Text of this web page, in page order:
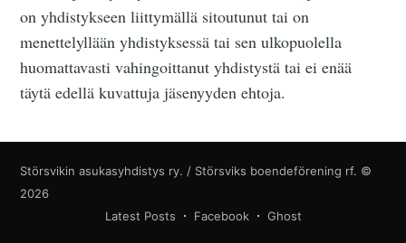
on yhdistykseen liittymällä sitoutunut tai on
menettelyllään yhdistyksessä tai sen ulkopuolella
huomattavasti vahingoittanut yhdistystä tai ei enää
täytä edellä kuvattuja jäsenyyden ehtoja.
Störsvikin asukasyhdistys ry. / Störsviks boendeförening rf. ©
2026
Latest Posts
Facebook Ghost